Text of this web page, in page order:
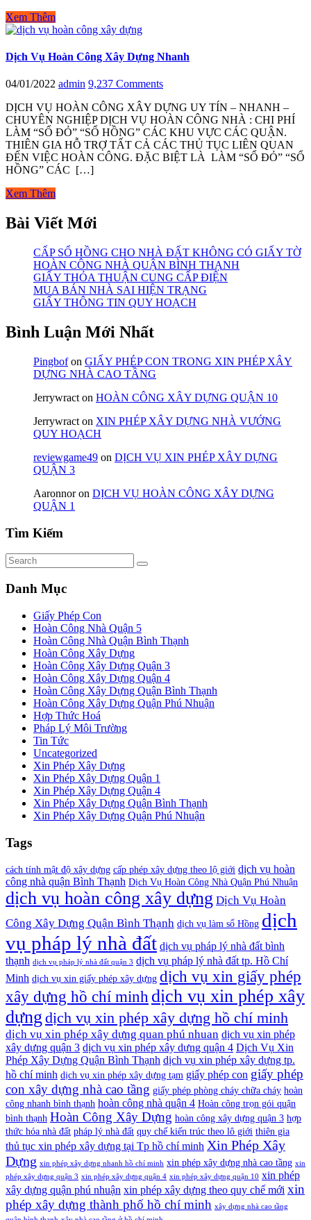
Xem Thêm
Dịch Vụ Hoàn Công Xây Dựng Nhanh
04/01/2022 admin 9,237 Comments
DỊCH VỤ HOÀN CÔNG XÂY DỰNG UY TÍN – NHANH –
CHUYÊN NGHIỆP DỊCH VỤ HOÀN CÔNG NHÀ : CHI PHÍ
LÀM “SỔ ĐỎ” “SỔ HỒNG” CÁC KHU VỰC CÁC QUẬN.
THIÊN GIA HỖ TRỢ TẤT CẢ CÁC THỦ TỤC LIÊN QUAN
ĐẾN VIỆC HOÀN CÔNG. ĐẶC BIỆT LÀ LÀM “SỔ ĐỎ” “SỔ
HỒNG” CÁC […]
Xem Thêm
Bài Viết Mới
CẤP SỔ HỒNG CHO NHÀ ĐẤT KHÔNG CÓ GIẤY TỜ
HOÀN CÔNG NHÀ QUẬN BÌNH THẠNH
GIẤY THỎA THUẬN CUNG CẤP ĐIỆN
MUA BÁN NHÀ SAI HIỆN TRẠNG
GIẤY THÔNG TIN QUY HOẠCH
Bình Luận Mới Nhất
Pingbofon GIẤY PHÉP CON TRONG XIN PHÉP XÂY
DỰNG NHÀ CAO TẦNG
Jerrywract on HOÀN CÔNG XÂY DỰNG QUẬN 10
Jerrywract on XIN PHÉP XÂY DỰNG NHÀ VƯỚNG
QUY HOẠCH
reviewgame49 on DỊCH VỤ XIN PHÉP XÂY DỰNG
QUẬN 3
Aaronnoron DỊCH VỤ HOÀN CÔNG XÂY DỰNG
QUẬN 1
Tìm Kiếm
Danh Mục
Giấy Phép Con
Hoàn Công Nhà Quận 5
Hoàn Công Nhà Quận Bình Thạnh
Hoàn Công Xây Dựng
Hoàn Công Xây Dựng Quận 3
Hoàn Công Xây Dựng Quận 4
Hoàn Công Xây Dựng Quận Bình Thạnh
Hoàn Công Xây Dựng Quận Phú Nhuận
Hợp Thức Hoá
Pháp Lý Môi Trường
Tin Tức
Uncategorized
Xin Phép Xây Dựng
Xin Phép Xây Dựng Quận 1
Xin Phép Xây Dựng Quận 4
Xin Phép Xây Dựng Quận Bình Thạnh
Xin Phép Xây Dựng Quận Phú Nhuận
Tags
cách tính mật độ xây dựng cấp phép xây dựng theo lộ giới dịch vụ hoàn
công nhà quận Bình Thạnh Dịch Vụ Hoàn Công Nhà Quận Phú Nhuận
dịch vụ hoàn công xây dựng Dịch Vụ Hoàn
Công Xây Dựng Quận Bình Thạnh dịch vụ làm sổ Hồng dịch
vụ pháp lý nhà đất dịch vụ pháp lý nhà đất bình
thạnh dịch vụ pháp lý nhà đất quận 3 dịch vụ pháp lý nhà đất tp. Hồ Chí
Minh dịch vụ xin giấy phép xây dựng dịch vụ xin giấy phép
xây dựng hồ chí minhdịch vụ xin phép xây
dựng dịch vụ xin phép xây dựng hồ chí minh
dịch vụ xin phép xây dựng quan phú nhuan dịch vụ xin phép
xây dựng quận 3 dịch vụ xin phép xây dựng quận 4 Dịch Vụ Xin
Phép Xây Dựng Quận Bình Thạnh dịch vụ xin phép xây dựng tp.
hồ chí minh dịch vụ xin phép xây dựng tạm giấy phép con giấy phép
con xây dựng nhà cao tầng giấy phép phòng cháy chữa cháy hoàn
công nhanh bình thạnh hoàn công nhà quận 4 Hoàn công trọn gói quận
bình thạnh Hoàn Công Xây Dựng hoàn công xây dựng quận 3 hợp
thức hóa nhà đất pháp lý nhà đất quy chế kiến trúc theo lô giới thiên gia
thủ tục xin phép xây dựng tại Tp hồ chí minh Xin Phép Xây
Dựng xin phép xây dựng nhanh hồ chí minh xin phép xây dựng nhà cao tầng xin
phép xây dựng quận 3 xin phép xây dựng quận 4 xin phép xây dựng quận 10 xin phép
xây dựng quận phú nhuận xin phép xây dựng theo quy chế mới xin
phép xây dựng thành phố hồ chí minh xây dựng nhà cao tầng